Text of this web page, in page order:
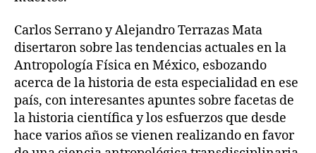
Carlos Serrano y Alejandro Terrazas Mata
disertaron sobre las tendencias actuales en la
Antropología Física en México, esbozando
acerca de la historia de esta especialidad en ese
país, con interesantes apuntes sobre facetas de
la historia científica y los esfuerzos que desde
hace varios años se vienen realizando en favor